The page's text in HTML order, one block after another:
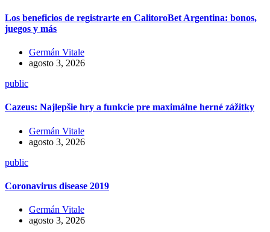
Los beneficios de registrarte en CalitoroBet Argentina: bonos,
juegos y más
Germán Vitale
agosto 3, 2026
public
Cazeus: Najlepšie hry a funkcie pre maximálne herné zážitky
Germán Vitale
agosto 3, 2026
public
Coronavirus disease 2019
Germán Vitale
agosto 3, 2026